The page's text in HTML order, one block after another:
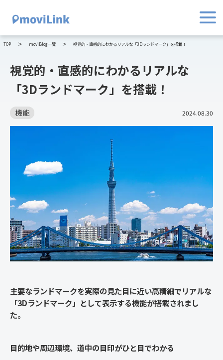
TOP moviBlog一覧 視覚的・直感的にわかるリアルな「3Dランドマーク」を搭載！
視覚的・直感的にわかるリアルな
「3Dランドマーク」を搭載！
機能 2024.08.30
主要なランドマークを実際の見た目に近い高精細でリアルな
「3Dランドマーク」として表示する機能が搭載されまし
た。
目的地や周辺環境、道中の目印がひと目でわかる